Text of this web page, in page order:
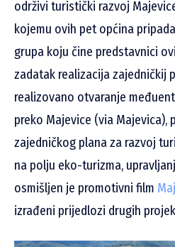
održivi turistički razvoj
kojemu ovih pet općina
grupa koju čine predstavnici
zadatak realizacija zajedničkij
realizovano otvaranje
preko Majevice (via Majevica),
zajedničkog plana za razvoj
na polju eko-turizma,
osmišljen je promotivni film
izrađeni prijedlozi drugih